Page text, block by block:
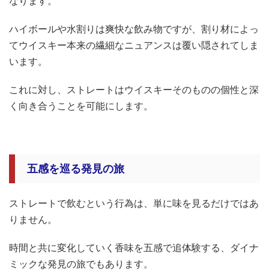
ハイボールや水割りは爽快な飲み物ですが、割り材によっ
てウイスキー本来の繊細なニュアンスは覆い隠されてしま
います。
これに対し、ストレートはウイスキーそのものの個性と深
く向き合うことを可能にします。
五感を巡る発見の旅
ストレートで飲むという行為は、単に味を見るだけではあ
りません。
時間と共に変化していく香味を五感で追体験する、ダイナ
ミックな発見の旅でもあります。